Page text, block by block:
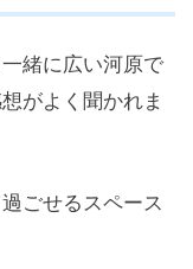
緒に広い河原で
がよく聞かれま
ごせるスペース